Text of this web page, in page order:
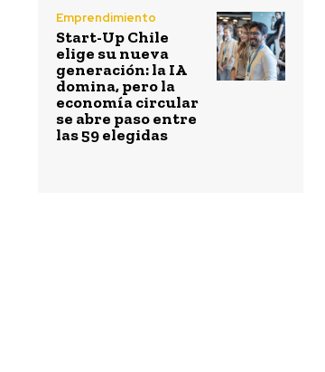
Emprendimiento
Start-Up Chile
elige su nueva
generación: la IA
domina, pero la
economía circular
se abre paso entre
las 59 elegidas